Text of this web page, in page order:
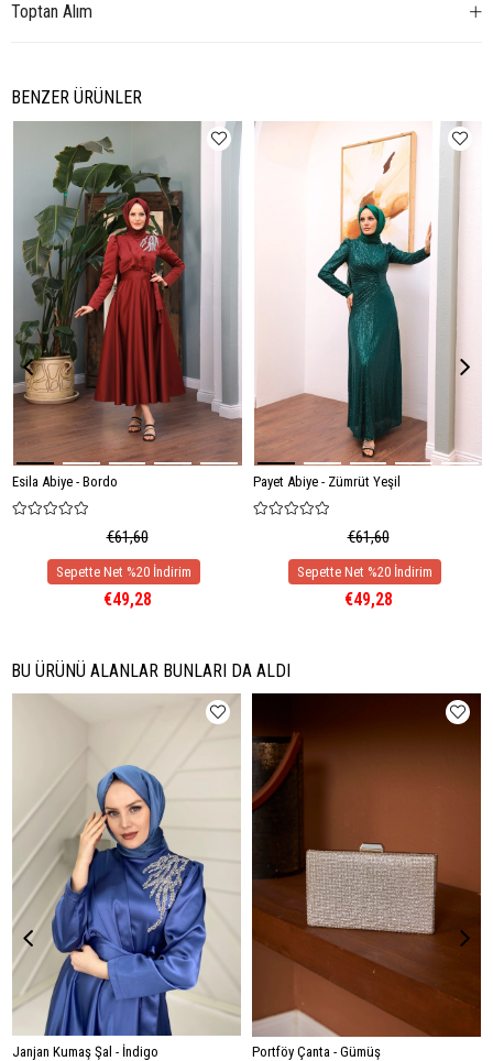
Toptan Alım
BENZER ÜRÜNLER
Esila Abiye - Bordo
€61,60
€49,28
Payet Abiye - Zümrüt Yeşil
€61,60
€49,28
BU ÜRÜNÜ ALANLAR BUNLARI DA ALDI
Janjan Kumaş Şal - İndigo Portföy Çanta - Gümüş